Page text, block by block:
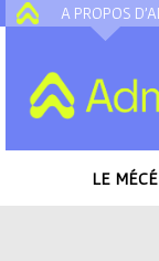
A PROPOS
LE